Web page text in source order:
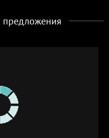
предложения